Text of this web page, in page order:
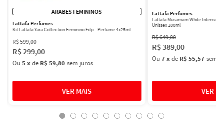
ÁRABES FEMININOS
Lattafa Perfumes
Kit Lattafa Yara Collection Feminino Edp - Perfume 4x25ml
R$599,00
R$299,00
Ou5 xdeR$ 59,80 sem juros
Lattafa Perfumes
Lattafa Musamam White Intense
Unissex 100ml
R$649,00
R$389,00
Ou7xdeR$ 55,57 sem